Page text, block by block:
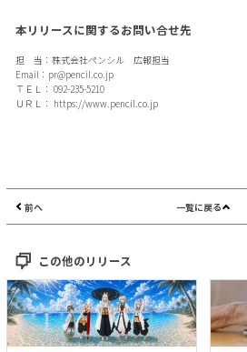
本リリースに関するお問い合せ先
担 当：株式会社ペンシル 広報担当
Email： pr@pencil.co.jp
ＴＥＬ： 092-235-5210
ＵＲＬ： https://www.pencil.co.jp
前へ 一覧に戻る
この他のリリース